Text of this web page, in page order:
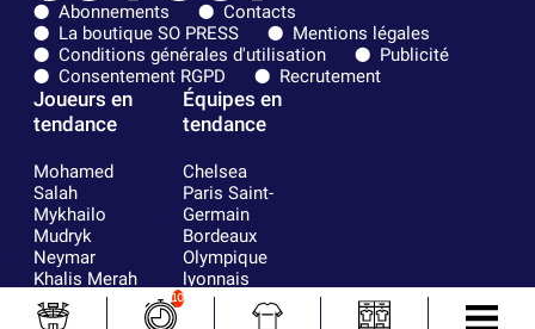
Abonnements
Contacts
La boutique SO PRESS
Mentions légales
Conditions générales d'utilisation
Publicité
Consentement RGPD
Recrutement
Joueurs en
tendance
Mohamed
Salah
Mykhailo
Mudryk
Neymar
Khalis Merah
Loïs Openda
Moussa
Équipes en
tendance
Chelsea
Paris Saint-
Germain
Bordeaux
Olympique
lyonnais
FIFA
Real Madrid
10